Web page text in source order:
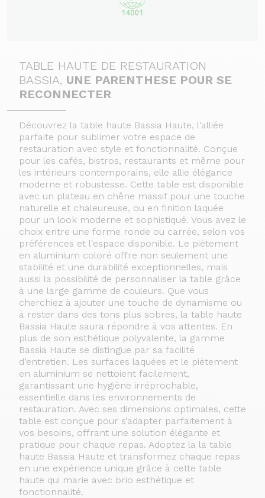
TABLE HAUTE DE RESTAURATION
BASSIA, UNE PARENTHESE POUR SE
RECONNECTER
Découvrez la table haute Bassia Haute, l'alliée
parfaite pour sublimer votre espace de
restauration avec style et fonctionnalité. Conçue
pour les cafés, bistros, restaurants et même pour
les intérieurs contemporains, elle allie élégance
moderne et robustesse. Cette table est disponible
avec un plateau en chêne massif pour une touche
naturelle et chaleureuse, ou en finition laquée
pour un look moderne et sophistiqué. Vous avez le
choix entre une forme ronde ou carrée, selon vos
préférences et l'espace disponible. Le piétement
en aluminium coloré offre non seulement une
stabilité et une durabilité exceptionnelles, mais
aussi la possibilité de personnaliser la table grâce
à une large gamme de couleurs. Que vous
cherchiez à ajouter une touche de dynamisme ou
à rester dans des tons plus sobres, la table haute
Bassia Haute saura répondre à vos attentes. En
plus de son esthétique polyvalente, la gamme
Bassia Haute se distingue par sa facilité
d’entretien. Les surfaces laquées et le piétement
en aluminium se nettoient facilement,
garantissant une hygiène irréprochable,
essentielle dans les environnements de
restauration. Avec ses dimensions optimales, cette
table est conçue pour s’adapter parfaitement à
vos besoins, offrant une solution élégante et
pratique pour chaque repas. Adoptez la la table
haute Bassia Haute et transformez chaque repas
en une expérience unique grâce à cette table
haute qui marie avec brio esthétique et
fonctionnalité.